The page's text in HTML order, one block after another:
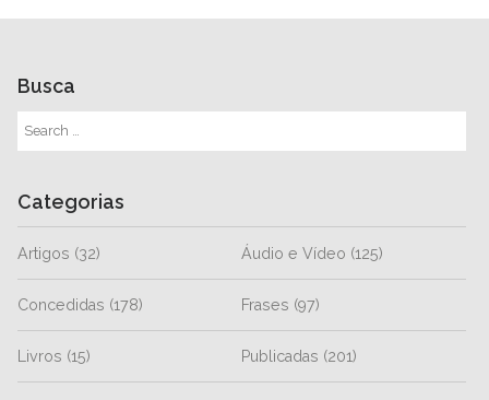
Busca
Categorias
Artigos (32) Áudio e Vídeo (125)
Concedidas (178) Frases (97)
Livros (15) Publicadas (201)